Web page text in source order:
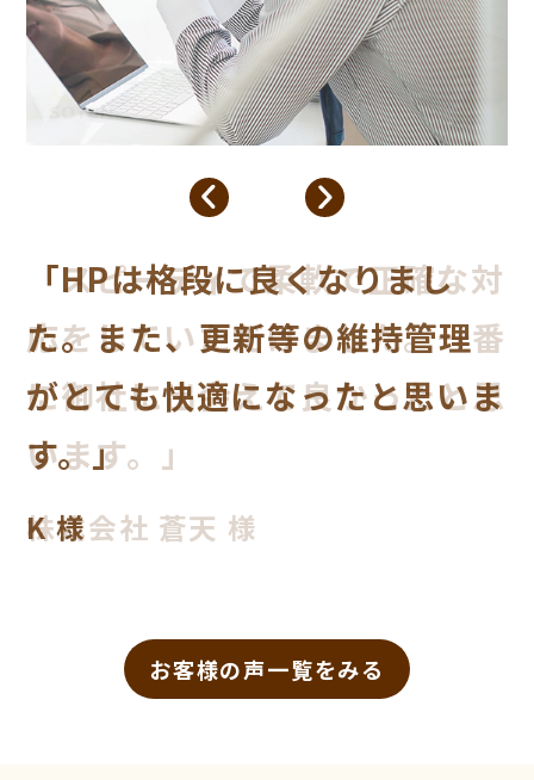
「スピーディで柔軟で正確な対
応をしていただけました。一番
に御社に出会えて良かったと思
います。」
株式会社 蒼天 様
お客様の声一覧をみる